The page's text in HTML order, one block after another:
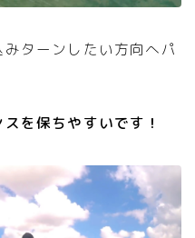
ターンしたい方向へパ
を保ちやすいです！